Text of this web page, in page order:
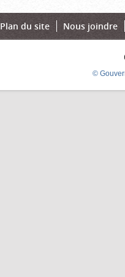
Plan du site Nous joindre
©